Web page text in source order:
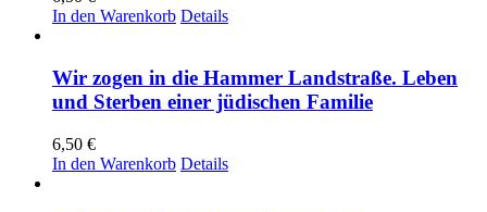
In den Warenkorb Details
Wir zogen in die Hammer Landstraße. Leben
und Sterben einer jüdischen Familie
6,50 €
In den Warenkorb Details